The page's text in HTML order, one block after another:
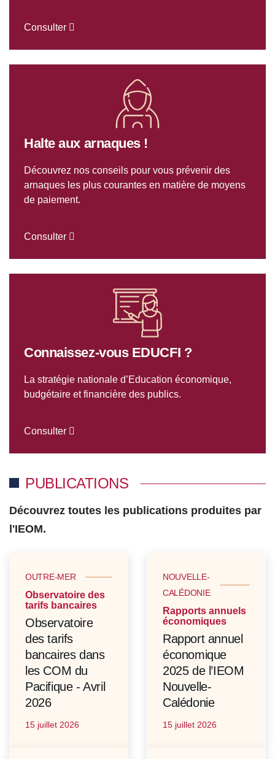
Consulter
Halte aux arnaques !
Découvrez nos conseils pour vous prévenir des
arnaques les plus courantes en matière de moyens
de paiement.
Consulter
Connaissez-vous EDUCFI ?
La stratégie nationale d’Education économique,
budgétaire et financière des publics.
Consulter
PUBLICATIONS
Découvrez toutes les publications produites par
l'IEOM.
OUTRE-MER
Observatoire des
tarifs bancaires
Observatoire
des tarifs
bancaires dans
les COM du
Pacifique - Avril
2026
15 juillet 2026
NOUVELLE-
CALÉDONIE
Rapports annuels
économiques
Rapport annuel
économique
2025 de l’IEOM
Nouvelle-
Calédonie
15 juillet 2026